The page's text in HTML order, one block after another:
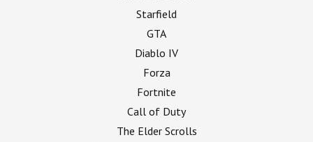
Starfield
GTA
Diablo IV
Forza
Fortnite
Call of Duty
The Elder Scrolls